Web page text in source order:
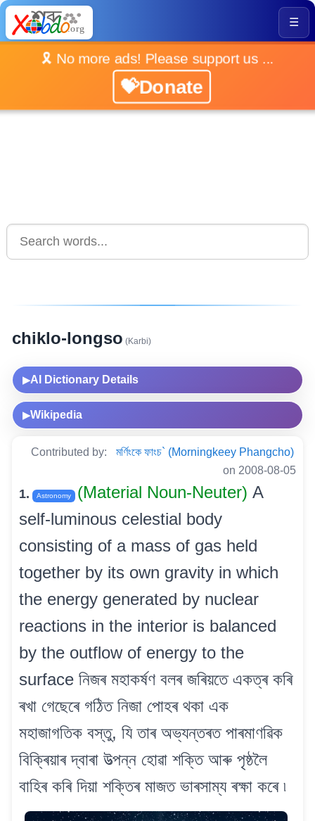
☰
🎗️ No more ads! Please support us ...
💝Donate
chiklo-longso (Karbi)
▶AI Dictionary Details
▶Wikipedia
Contributed by:
মৰ্ণিংকে ফাংচ` (Morningkeey Phangcho)
on 2008-08-05
1. Astronomy (Material Noun-Neuter) A
self-luminous celestial body
consisting of a mass of gas held
together by its own gravity in which
the energy generated by nuclear
reactions in the interior is balanced
by the outflow of energy to the
surface নিজৰ মহাকৰ্ষণ বলৰ জৰিয়তে একত্ৰ কৰি
ৰখা গেছেৰে গঠিত নিজা পোহৰ থকা এক
মহাজাগতিক বস্তু, যি তাৰ অভ্যন্তৰত পাৰমাণৱিক
বিক্ৰিয়াৰ দ্বাৰা উত্পন্ন হোৱা শক্তি আৰু পৃষ্ঠলৈ
বাহিৰ কৰি দিয়া শক্তিৰ মাজত ভাৰসাম্য ৰক্ষা কৰে ৷